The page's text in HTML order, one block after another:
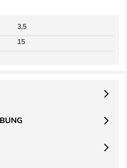
3,5
15